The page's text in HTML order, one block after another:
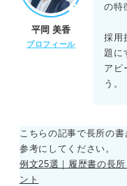
平岡 美香
プロフィール
の特
採用
題に
アピ
う。
こちらの記事で長所の
参考にしてください。
例文25選｜履歴書の長
ント